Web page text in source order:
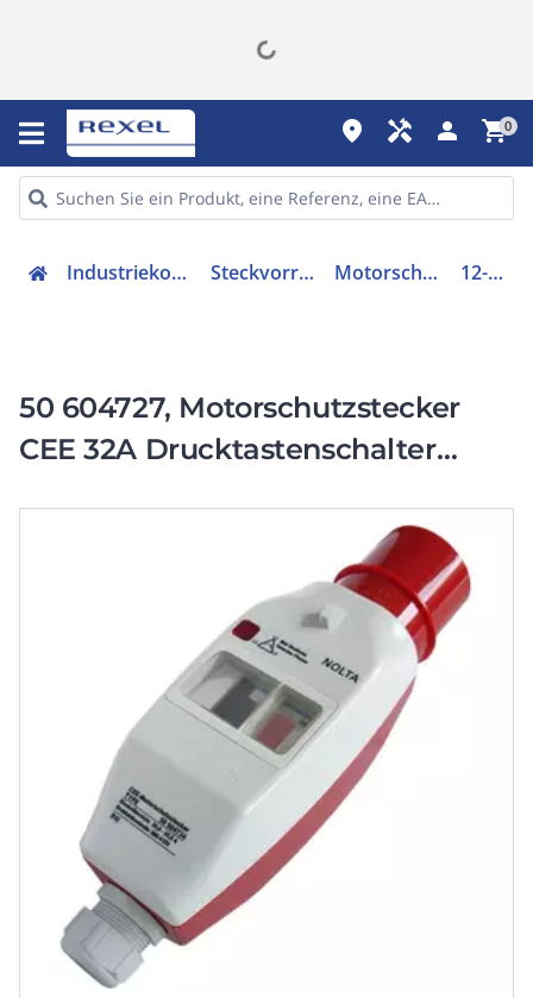
place handyman person shopping_cart0
Industriekomponenten Steckvorrichtungen Motorschutzstecker 12-00514
50 604727, Motorschutzstecker
CEE 32A Drucktastenschalter